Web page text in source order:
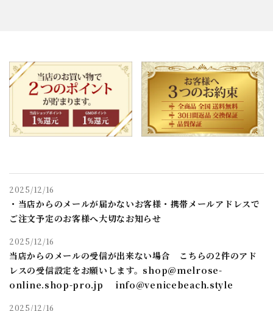
2025/12/16
・当店からのメールが届かないお客様・携帯メールアドレスで
ご注文予定のお客様へ大切なお知らせ
2025/12/16
当店からのメールの受信が出来ない場合 こちらの2件のアド
レスの受信設定をお願いします。shop@melrose-
online.shop-pro.jp info@venicebeach.style
2025/12/16